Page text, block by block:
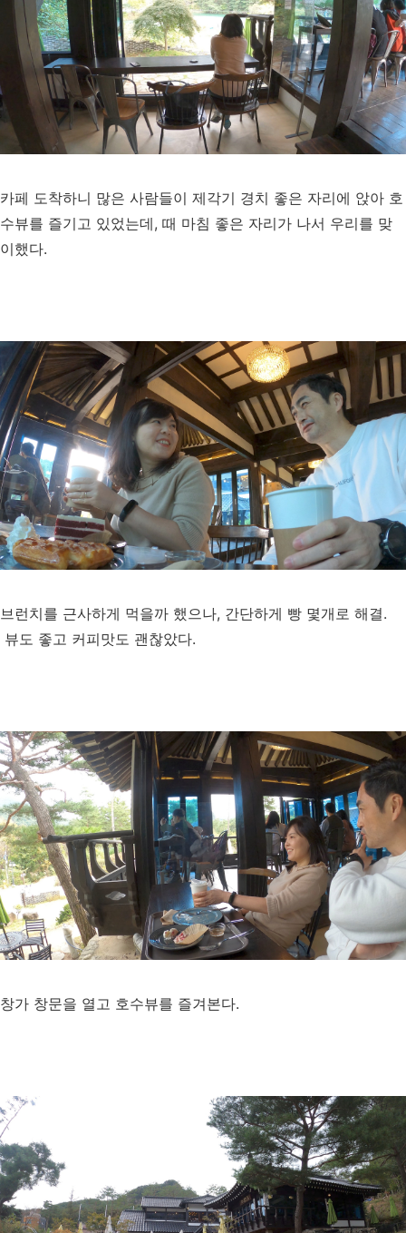
카페 도착하니 많은 사람들이 제각기 경치 좋은 자리에 앉아 호
수뷰를 즐기고 있었는데, 때 마침 좋은 자리가 나서 우리를 맞
이했다.
브런치를 근사하게 먹을까 했으나, 간단하게 빵 몇개로 해결.
뷰도 좋고 커피맛도 괜찮았다.
창가 창문을 열고 호수뷰를 즐겨본다.